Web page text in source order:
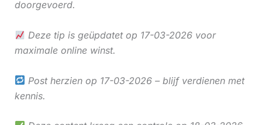
doorgevoerd.
Deze tip is geüpdatet op 17-03-2026 voor
maximale online winst.
Post herzien op 17-03-2026 – blijf verdienen met
kennis.